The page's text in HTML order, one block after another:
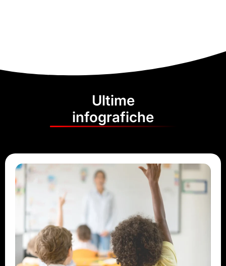
Ultime
infografiche